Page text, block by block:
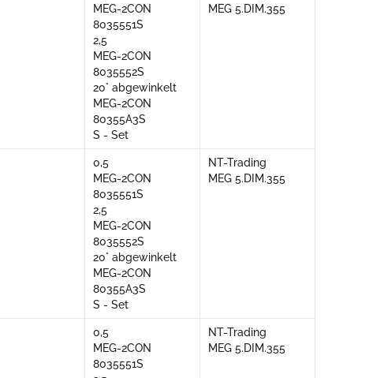
MEG-2CON
8035551S
2,5
MEG-2CON
8035552S
20° abgewinkelt
MEG-2CON
80355A3S
S - Set
MEG 5.DIM.355
0,5
MEG-2CON
8035551S
2,5
MEG-2CON
8035552S
20° abgewinkelt
MEG-2CON
80355A3S
S - Set
NT-Trading
MEG 5.DIM.355
0,5
MEG-2CON
8035551S
NT-Trading
MEG 5.DIM.355